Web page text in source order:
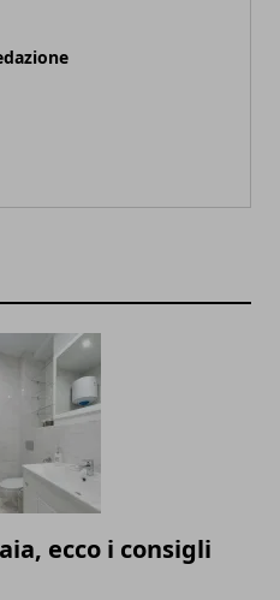
ecco i consigli